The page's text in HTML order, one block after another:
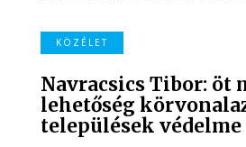
KÖZÉLET
Navracsics Tibor: öt
lehetőség
települések védelme